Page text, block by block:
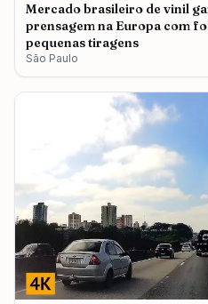
Mercado brasileiro de vinil
prensagem na Europa com
pequenas tiragens
São Paulo